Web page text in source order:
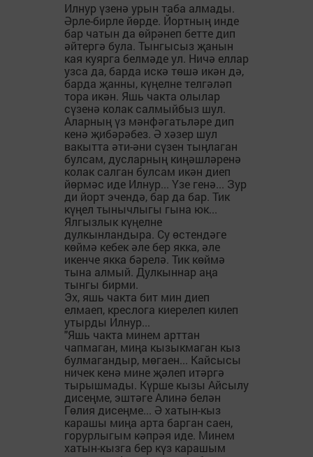
Илнур үзенә урын таба алмады.
Әрле-бирле йөрде. Йортның инде
бар чатын да өйрәнеп бетте дип
әйтергә була. Тынгысыз җанын
кая куярга белмәде ул. Ничә еллар
узса да, барда искә төшә икән дә,
барда җанны, күңелне телгәләп
тора икән. Яшь чакта олылар
сүзенә колак салмыйбыз шул.
Аларның үз мәнфәгатьләре дип
кенә җибәрәбез. Ә хәзер шул
вакытта әти-әни сүзен тыңлаган
булсам, дусларның киңәшләренә
колак салган булсам икән диеп
йөрмәс иде Илнур... Үзе генә... Зур
ди йорт эчендә, бар да бар. Тик
күңел тынычлыгы гына юк...
Ялгызлык күңелне
дулкынландыра. Су өстендәге
көймә кебек әле бер якка, әле
икенче якка бәрелә. Тик көймә
тына алмый. Дулкыннар аңа
тынгы бирми.
Эх, яшь чакта бит мин диеп
елмаеп, креслога киерелеп килеп
утырды Илнур...
"Яшь чакта минем арттан
чапмаган, миңа кызыкмаган кыз
булмагандыр, мөгаен... Кайсысы
ничек кенә мине җәлеп итәргә
тырышмады. Күрше кызы Айсылу
дисеңме, эштәге Алинә белән
Гөлия дисеңме... Ә хатын-кыз
карашы миңа арта барган саен,
горурлыгым кәпрәя иде. Минем
хатын-кызга бер күз карашым